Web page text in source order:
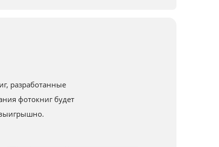
разработанные
фотокниг будет